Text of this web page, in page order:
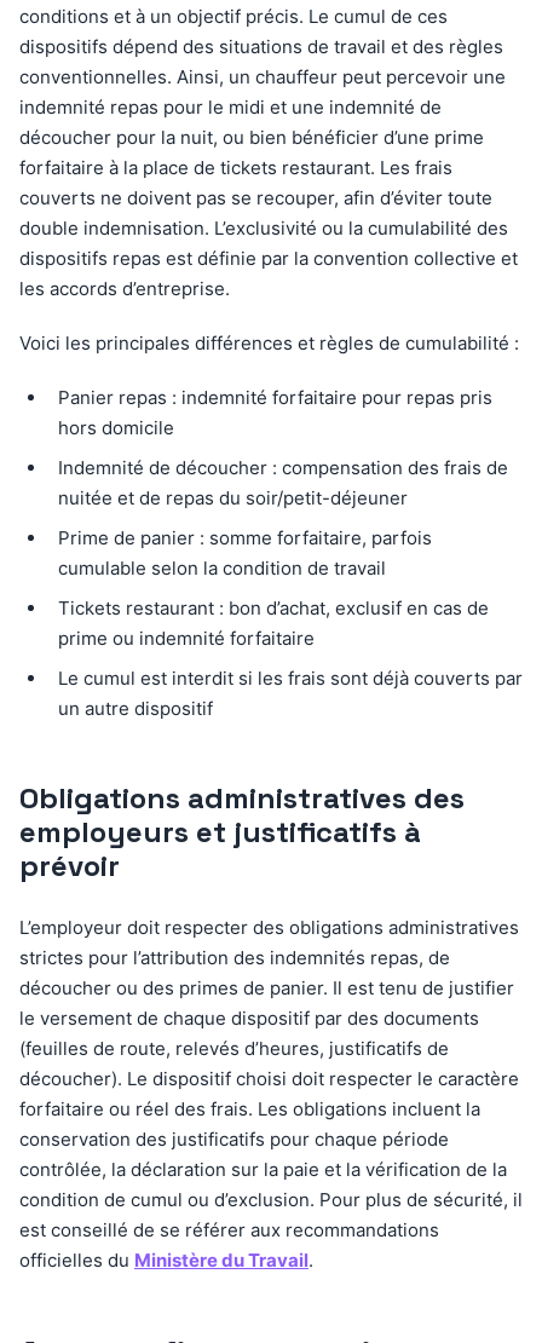
conditions et à un objectif précis. Le cumul de ces
dispositifs dépend des situations de travail et des règles
conventionnelles. Ainsi, un chauffeur peut percevoir une
indemnité repas pour le midi et une indemnité de
découcher pour la nuit, ou bien bénéficier d’une prime
forfaitaire à la place de tickets restaurant. Les frais
couverts ne doivent pas se recouper, afin d’éviter toute
double indemnisation. L’exclusivité ou la cumulabilité des
dispositifs repas est définie par la convention collective et
les accords d’entreprise.
Voici les principales différences et règles de cumulabilité :
Panier repas : indemnité forfaitaire pour repas pris
hors domicile
Indemnité de découcher : compensation des frais de
nuitée et de repas du soir/petit-déjeuner
Prime de panier : somme forfaitaire, parfois
cumulable selon la condition de travail
Tickets restaurant : bon d’achat, exclusif en cas de
prime ou indemnité forfaitaire
Le cumul est interdit si les frais sont déjà couverts par
un autre dispositif
Obligations administratives des
employeurs et justificatifs à
prévoir
L’employeur doit respecter des obligations administratives
strictes pour l’attribution des indemnités repas, de
découcher ou des primes de panier. Il est tenu de justifier
le versement de chaque dispositif par des documents
(feuilles de route, relevés d’heures, justificatifs de
découcher). Le dispositif choisi doit respecter le caractère
forfaitaire ou réel des frais. Les obligations incluent la
conservation des justificatifs pour chaque période
contrôlée, la déclaration sur la paie et la vérification de la
condition de cumul ou d’exclusion. Pour plus de sécurité, il
est conseillé de se référer aux recommandations
officielles du Ministère du Travail.